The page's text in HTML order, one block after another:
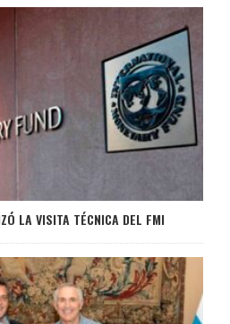
LA VISITA TÉCNICA DEL FMI